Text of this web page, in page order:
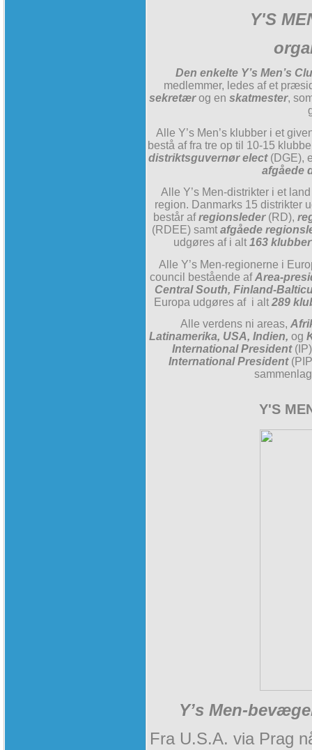
Y'S
Den enkelte Y’s Men’s
medlemmer, ledes af et
sekretærog en skatmester,
Alle Y’s Men’s klubber i et
bestå af fra tre op til 10-15
distriktsguvernør elect(DGE),
afgåede
Alle Y’s Men-distrikter i et
region. Danmarks 15 distrikter
består afregionsleder(RD),
(RDEE) samt afgåede
udgøres af i alt 163 klubber
Alle Y’s Men-regionerne i
council bestående afArea-
Central South, Finland-
Europa udgøres af i alt 289
Alle verdens ni areas,
Latinamerika, USA, Indien, og
International President
International President
Y'S
Y’s Men-
Fra U.S.A. via Prag